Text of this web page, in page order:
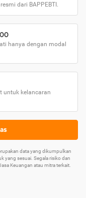
dari BAPPEBTI.
hanya dengan modal
untuk kelancaran
data yang dikumpulkan
yang sesuai. Segala risiko dan
Keuangan atau mitra terkait.